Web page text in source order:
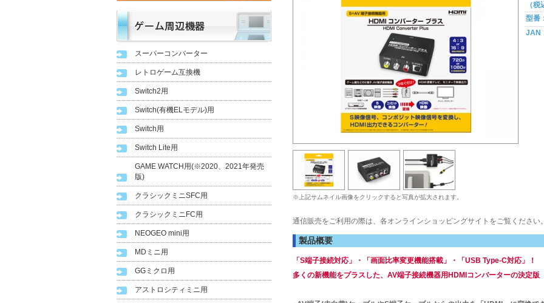
スーパーコンバーター
レトロゲーム互換機
Switch2用
Switch(有機ELモデル)用
Switch用
Switch Lite用
GAME WATCH用(※2020、2021年発売
版)
クラシックミニSFC用
クラシックミニFC用
NEOGEO mini用
MDミニ用
GGミクロ用
アストロシティミニ用
※上記サムネイル画像をクリックすると写真が拡大されます。
（税
型番
JAN
通信販売をご利用の際は、各オンラインショッピングサイトをご覧ください。
製品概要
「S端子接続対応」・「画面比率変更機能搭載」・「USB Type-C対応」！
多くの新機能をプラスした、AV端子接続機器用HDMIコンバーターの決定版